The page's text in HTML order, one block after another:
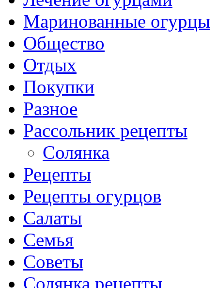
Маринованные огурцы
Общество
Отдых
Покупки
Разное
Рассольник рецепты
Солянка
Рецепты
Рецепты огурцов
Салаты
Семья
Советы
Солянка рецепты